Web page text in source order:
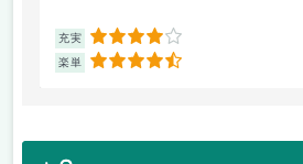
充実 4
楽単 4.5